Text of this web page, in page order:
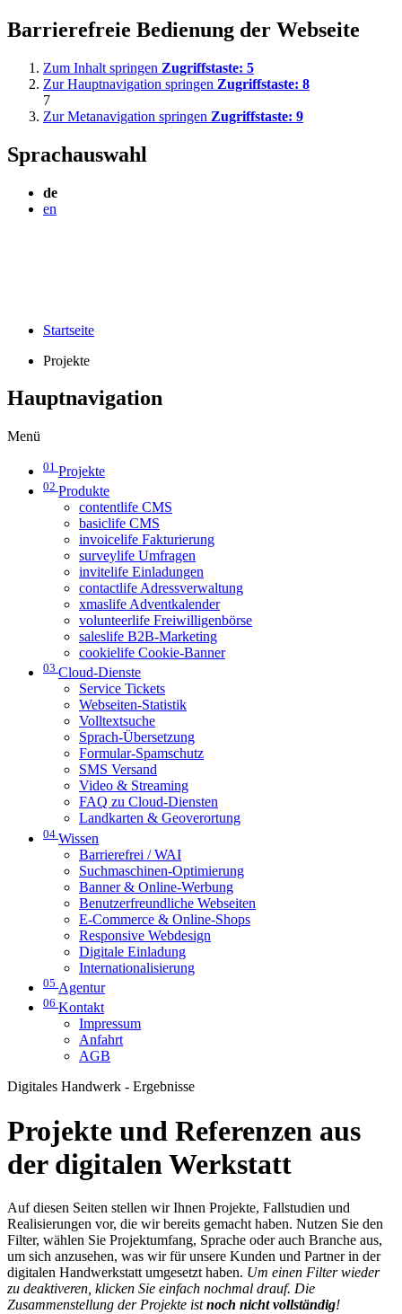
Barrierefreie Bedienung der Webseite
Zum Inhalt springen Zugriffstaste: 5
Zur Hauptnavigation springen Zugriffstaste: 8
7
Zur Metanavigation springen Zugriffstaste: 9
Sprachauswahl
de
en
Startseite
Projekte
Hauptnavigation
Menü
01 Projekte
02 Produkte
contentlife CMS
basiclife CMS
invoicelife Fakturierung
surveylife Umfragen
invitelife Einladungen
contactlife Adressverwaltung
xmaslife Adventkalender
volunteerlife Freiwilligenbörse
saleslife B2B-Marketing
cookielife Cookie-Banner
03 Cloud-Dienste
Service Tickets
Webseiten-Statistik
Volltextsuche
Sprach-Übersetzung
Formular-Spamschutz
SMS Versand
Video & Streaming
FAQ zu Cloud-Diensten
Landkarten & Geoverortung
04 Wissen
Barrierefrei / WAI
Suchmaschinen-Optimierung
Banner & Online-Werbung
Benutzerfreundliche Webseiten
E-Commerce & Online-Shops
Responsive Webdesign
Digitale Einladung
Internationalisierung
05 Agentur
06 Kontakt
Impressum
Anfahrt
AGB
Digitales Handwerk - Ergebnisse
Projekte und Referenzen aus
der digitalen Werkstatt
Auf diesen Seiten stellen wir Ihnen Projekte, Fallstudien und
Realisierungen vor, die wir bereits gemacht haben. Nutzen Sie den
Filter, wählen Sie Projektumfang, Sprache oder auch Branche aus,
um sich anzusehen, was wir für unsere Kunden und Partner in der
digitalen Handwerkstatt umgesetzt haben. Um einen Filter wieder
zu deaktiveren, klicken Sie einfach nochmal drauf. Die
Zusammenstellung der Projekte istnoch nicht vollständig!